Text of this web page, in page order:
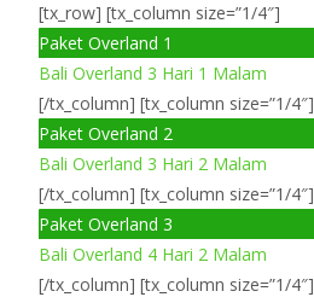
[tx_row] [tx_column size=”1/4″]
Paket Overland 1
Bali Overland 3 Hari 1 Malam
[/tx_column] [tx_column size=”1/4″]
Paket Overland 2
Bali Overland 3 Hari 2 Malam
[/tx_column] [tx_column size=”1/4″]
Paket Overland 3
Bali Overland 4 Hari 2 Malam
[/tx_column] [tx_column size=”1/4″]